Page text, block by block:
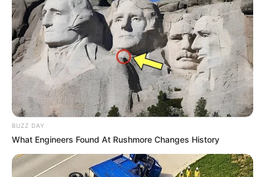
(foto: instagram/taniaqumsoani)
3. Cocok banget ya dengan penampilan feminim
BUZZ DAY
What Engineers Found At Rushmore Changes History